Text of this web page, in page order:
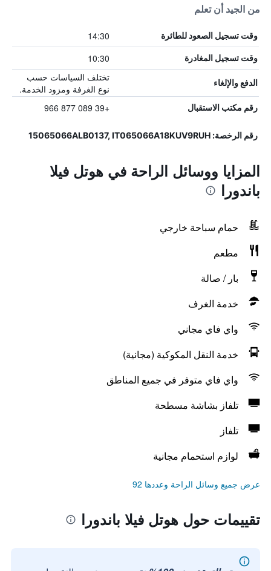
من الجيد أن تعلم
وقت تسجيل الصعود للطائرة 14:30
وقت تسجيل المغادرة 10:30
الدفع والإلغاء
تختلف السياسات حسب
نوع الغرفة ومزود الخدمة.
رقم مكتب الاستقبال +39 089 877 966
رقم الرخصة: 15065066ALB0137, IT065066A18KUV9RUH
المزايا ووسائل الراحة في هوتل فيلا
باندورا
حمام سباحة خارجي
مطعم
بار / صالة
خدمة الغرف
واي فاي مجاني
خدمة النقل المكوكية (مجانية)
واي فاي متوفر في جميع المناطق
تلفاز بشاشة مسطحة
تلفاز
لوازم استحمام مجانية
عرض جميع وسائل الراحة وعددها 92
تقييمات حول هوتل فيلا باندورا